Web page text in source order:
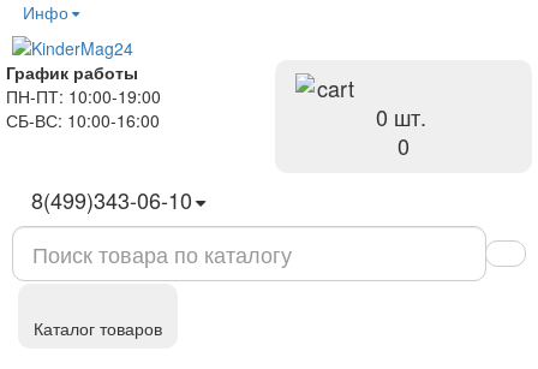
Инфо
График работы
ПН-ПТ: 10:00-19:00
СБ-ВС: 10:00-16:00
0 шт.
0
8(499)343-06-10
Каталог товаров